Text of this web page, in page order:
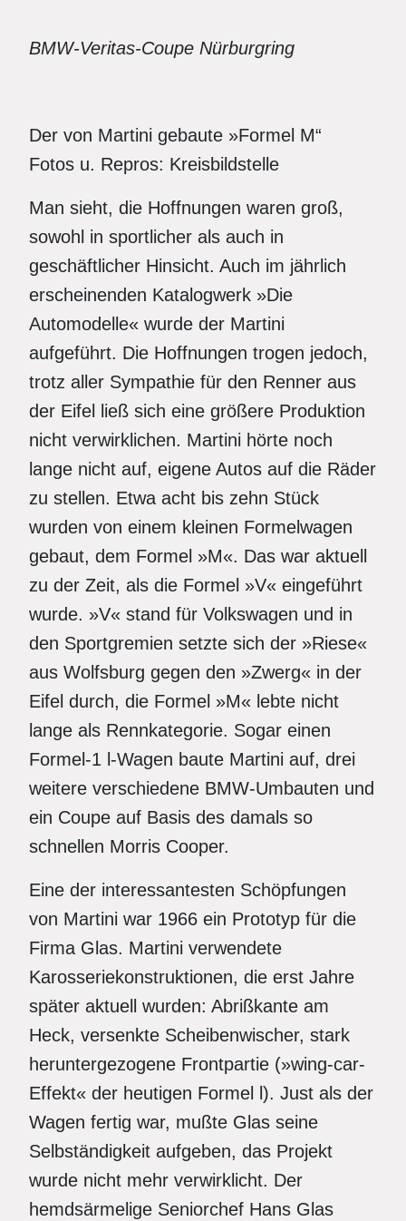
BMW-Veritas-Coupe Nürburgring
Der von Martini gebaute »Formel M“
Fotos u. Repros: Kreisbildstelle
Man sieht, die Hoffnungen waren groß,
sowohl in sportlicher als auch in
geschäftlicher Hinsicht. Auch im jährlich
erscheinenden Katalogwerk »Die
Automodelle« wurde der Martini
aufgeführt. Die Hoffnungen trogen jedoch,
trotz aller Sympathie für den Renner aus
der Eifel ließ sich eine größere Produktion
nicht verwirklichen. Martini hörte noch
lange nicht auf, eigene Autos auf die Räder
zu stellen. Etwa acht bis zehn Stück
wurden von einem kleinen Formelwagen
gebaut, dem Formel »M«. Das war aktuell
zu der Zeit, als die Formel »V« eingeführt
wurde. »V« stand für Volkswagen und in
den Sportgremien setzte sich der »Riese«
aus Wolfsburg gegen den »Zwerg« in der
Eifel durch, die Formel »M« lebte nicht
lange als Rennkategorie. Sogar einen
Formel-1 l-Wagen baute Martini auf, drei
weitere verschiedene BMW-Umbauten und
ein Coupe auf Basis des damals so
schnellen Morris Cooper.
Eine der interessantesten Schöpfungen
von Martini war 1966 ein Prototyp für die
Firma Glas. Martini verwendete
Karosseriekonstruktionen, die erst Jahre
später aktuell wurden: Abrißkante am
Heck, versenkte Scheibenwischer, stark
heruntergezogene Frontpartie (»wing-car-
Effekt« der heutigen Formel l). Just als der
Wagen fertig war, mußte Glas seine
Selbständigkeit aufgeben, das Projekt
wurde nicht mehr verwirklicht. Der
hemdsärmelige Seniorchef Hans Glas